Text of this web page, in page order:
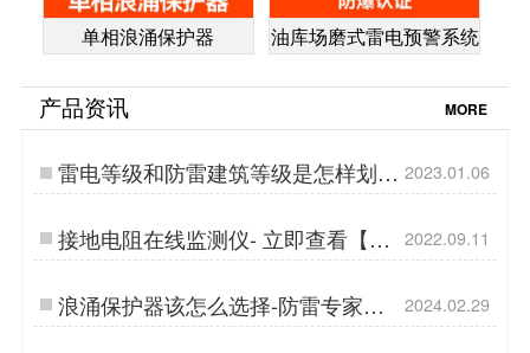
单相浪涌保护器 油库场磨式雷电预警系统
产品资讯 MORE
雷电等级和防雷建筑等级是怎样划分
的-你想知道的都在这里【易造防
雷】…
2023.01.06
接地电阻在线监测仪- 立即查看【杭
州易造】…
2022.09.11
浪涌保护器该怎么选择-防雷专家是
这么做的-易造防雷…
2024.02.29